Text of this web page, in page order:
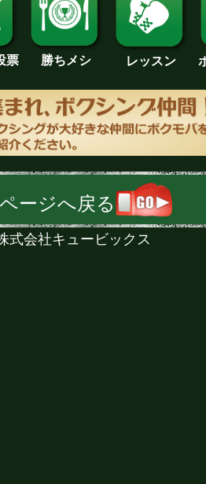
票 勝ちメシ レッスン
ージへ戻る
式会社キュービックス